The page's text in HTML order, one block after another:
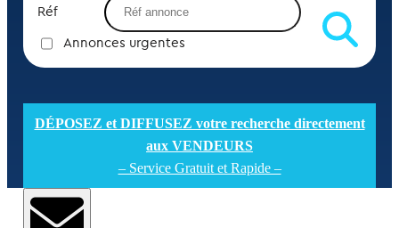
Réf
Annonces urgentes
DÉPOSEZ et DIFFUSEZ votre recherche directement
aux VENDEURS
– Service Gratuit et Rapide –